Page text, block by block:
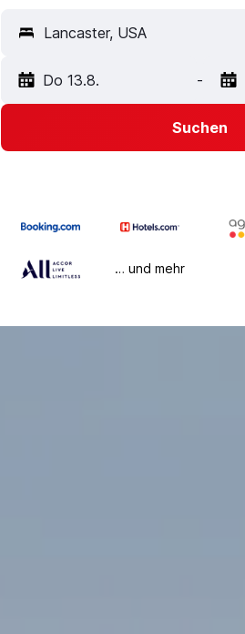
Lancaster, USA
Do 13.8. -
Suchen
… und mehr